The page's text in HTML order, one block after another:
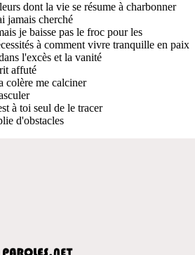
dont la vie se résume à charbonner
jamais cherché
je baisse pas le froc pour les
à comment vivre tranquille en paix
l'excès et la vanité
affuté
colère me calciner
à toi seul de le tracer
d'obstacles